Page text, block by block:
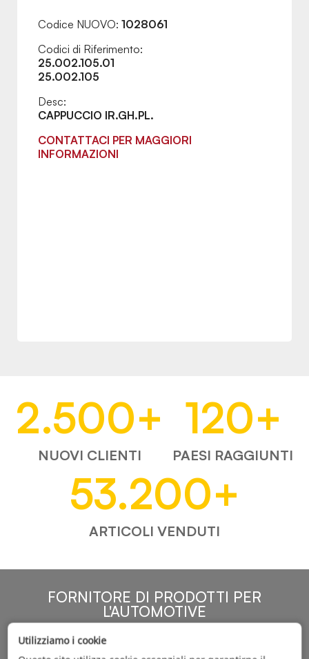
Codice NUOVO: 1028061
Codici di Riferimento:
25.002.105.01
25.002.105
Desc:
CAPPUCCIO IR.GH.PL.
CONTATTACI PER MAGGIORI
INFORMAZIONI
2.500+
NUOVI CLIENTI
120+
PAESI RAGGIUNTI
53.200+
ARTICOLI VENDUTI
FORNITORE DI PRODOTTI PER
L'AUTOMOTIVE
Utilizziamo i cookie